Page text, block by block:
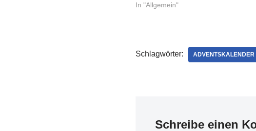
verraten, dass bis dahin noch ein paar
In "Allgemein"
Schlagwörter: ADVENTSKALENDER
Schreibe einen